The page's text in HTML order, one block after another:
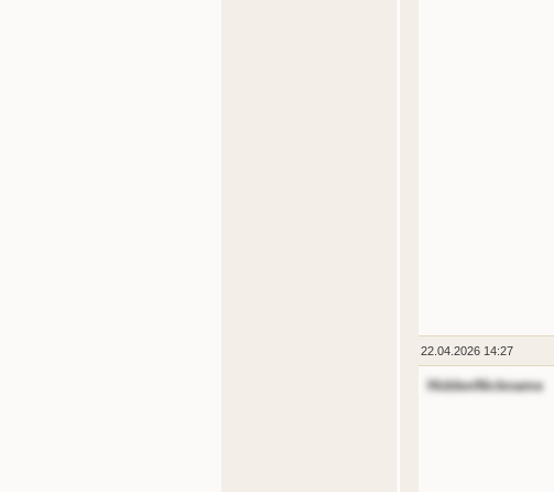
22.04.2026 14:27
HiddenNickname